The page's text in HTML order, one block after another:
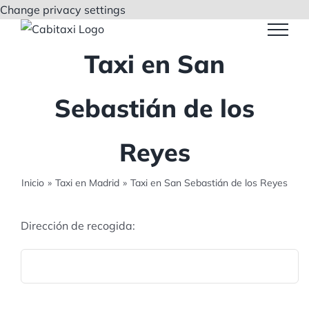
Change privacy settings
Taxi en San
Sebastián de los
Reyes
Inicio » Taxi en Madrid » Taxi en San Sebastián de los Reyes
Dirección de recogida: